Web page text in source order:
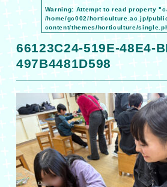
Warning: Attempt to read property
/home/gc002/horticulture.ac.jp/
content/themes/horticulture/
66123C24-519E-48E4-
497B4481D598